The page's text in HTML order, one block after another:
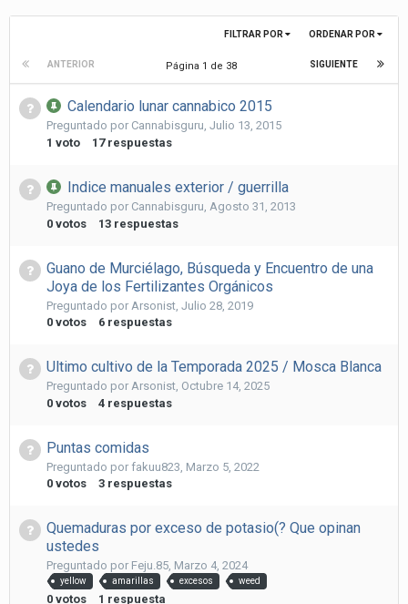
ORDENAR POR
FILTRAR POR
ANTERIOR SIGUIENTE
Página 1 de 38
Calendario lunar cannabico 2015
Preguntado por Cannabisguru, Julio 13, 2015
1 voto 17 respuestas
Indice manuales exterior / guerrilla
Preguntado por Cannabisguru Agosto 31, 2013
0 votos 13 respuestas
Guano de Murciélago, Búsqueda y Encuentro de una
Joya de los Fertilizantes Orgánicos
Preguntado por Arsonist Julio 28, 2019
0 votos 6 respuestas
Ultimo cultivo de la Temporada 2025 / Mosca Blanca
Preguntado por Arsonist, Octubre 14, 2025
0 votos 4 respuestas
Puntas comidas
Preguntado por fakuu823 Marzo 5, 2022
0 votos 3 respuestas
Quemaduras por exceso de potasio(? Que opinan
ustedes
Preguntado por Feju.85, Marzo 4, 2024
yellow amarillas excesos weed
0 votos 1 respuesta